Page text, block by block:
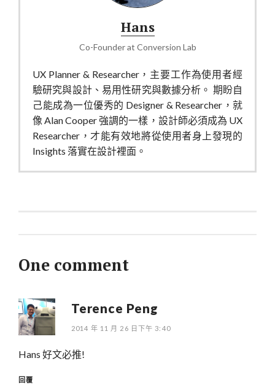
Hans
Co-Founder at Conversion Lab
UX Planner & Researcher，主要工作為使用者經
驗研究與設計、易用性研究與數據分析。 期盼自
己能成為一位優秀的 Designer & Researcher，就
像 Alan Cooper 強調的一樣，設計師必須成為 UX
Researcher，才能有效地將從使用者身上發現的
Insights 落實在設計裡面。
One comment
Terence Peng
2014 年 11 月 26 日下午 3:40
Hans 好文必推!
回覆